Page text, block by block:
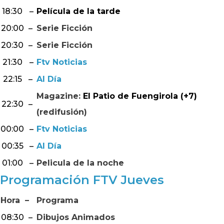
18:30
– Película de la tarde
20:00 – Serie Ficción
20:30 – Serie Ficción
21:30
– Ftv Noticias
22:15
– Al Día
22:30 –
Magazine: El Patio de Fuengirola (+7)
(redifusión)
00:00
– Ftv Noticias
00:35
– Al Día
01:00
– Pelicula de la noche
Programación FTV Jueves
Hora –
Programa
08:30 – Dibujos Animados